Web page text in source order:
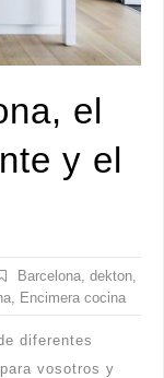
el
y el
Barcelona, dekton,
, Encimera cocina
diferentes
vosotros y